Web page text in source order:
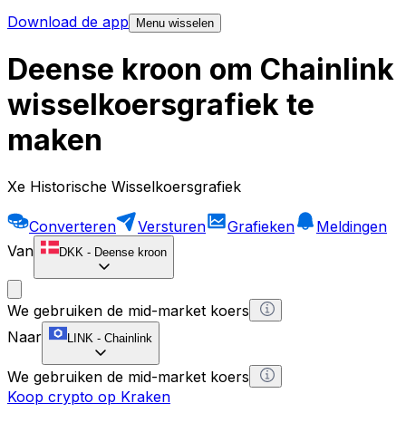
Download de app
Menu wisselen
Deense kroon om Chainlink
wisselkoersgrafiek te
maken
Xe Historische Wisselkoersgrafiek
Converteren Versturen Grafieken
Meldingen
Van
DKK - Deense kroon
We gebruiken de mid-market koers
Naar
LINK - Chainlink
We gebruiken de mid-market koers
Koop crypto op Kraken